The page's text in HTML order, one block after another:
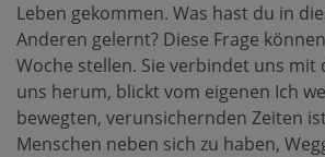
Leben gekommen. Was hast du in
Anderen gelernt? Diese Frage
Woche stellen. Sie verbindet uns mit
uns herum, blickt vom eigenen Ich
bewegten, verunsichernden Zeiten
Menschen neben sich zu haben,